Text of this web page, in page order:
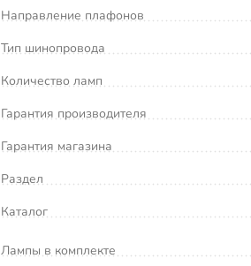
Направление плафонов
Тип шинопровода
Количество ламп
Гарантия производителя
Гарантия магазина
Раздел
Каталог
Лампы в комплекте